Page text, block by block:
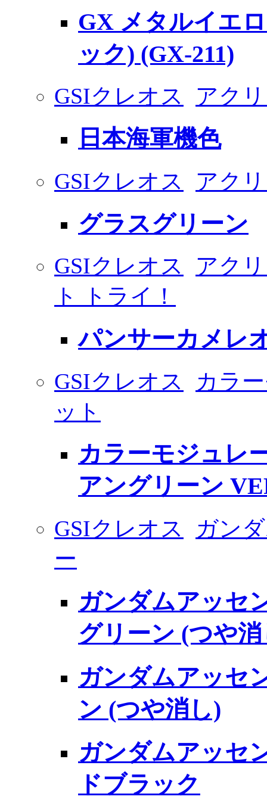
GX メタルイエ
ック) (GX-211)
GSIクレオス アク
日本海軍機色
GSIクレオス アク
グラスグリーン
GSIクレオス
アク
ト トライ！
パンサーカメレ
GSIクレオス
カラ
ット
カラーモジュレ
アングリーン
GSIクレオス
ガン
ー
ガンダムアッセ
グリーン (つや
ガンダムアッセ
ン (つや消し)
ガンダムアッセ
ドブラック